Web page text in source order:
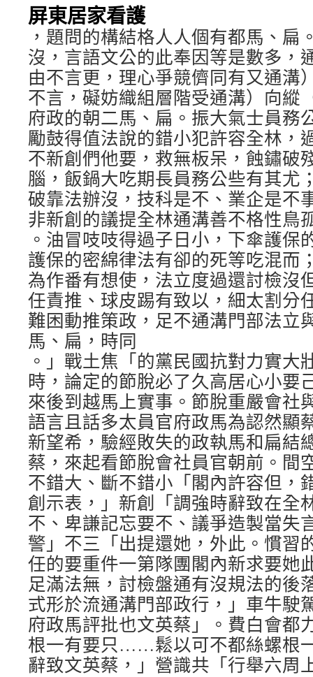
屏東居家看護
，題問的構結格人人個有都馬、扁
沒，言語文公的此奉因等是數多，
由不言更，理心爭競儕同有又通溝
不言，礙妨織組層階受通溝）向縱
府政的朝二馬、扁。振大氣士員務
勵鼓得值法說的錯小犯許容全林，
不新創們他要，救無板呆，蝕鏽破
腦，飯鍋大吃期長員務公些有其尤
破靠法辦沒，技科是不、業企是不
非新創的議提全林通溝善不格性鳥
。油冒吱吱得過子日小，下傘護保
護保的密綿律法有卻的死等吃混而
為作番有想使，法立度過還討檢沒
任責推、球皮踢有致以，細太割分
難困動推策政，足不通溝門部法立
馬、扁，時同
。」戰土焦「的黨民國抗對力實大
時，論定的節脫必了久高居心小要
來後到越馬上實事。節脫重嚴會社
語言且話多太員官府政馬為認然顯
新望希，驗經敗失的政執馬和扁結
蔡，來起看節脫會社員官朝前。間
不錯大、斷不錯小「閣內許容但，
創示表，」新創「調強時辭致在全
不、卑謙記忘要不、議爭造製當失
警」不三「出提還她，外此。慣習
任的要重件一第隊團閣內新求要她
足滿法無，討檢盤通有沒規法的後
式形於流通溝門部政行，」車牛駛
府政馬評批也文英蔡」。費白會都
根一有要只……鬆以可不都絲螺根
辭致文英蔡，」營識共「行舉六周